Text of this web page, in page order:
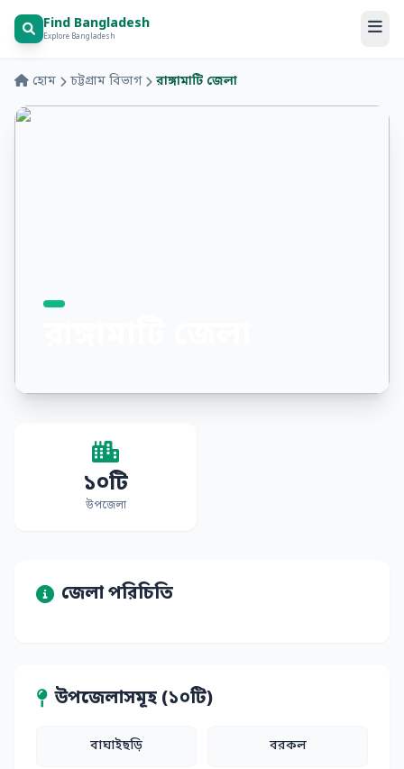
Find Bangladesh
Explore Bangladesh
হোম চট্টগ্রাম বিভাগ রাঙ্গামাটি জেলা
১০টি
উপজেলা
জেলা পরিচিতি
উপজেলাসমূহ (১০টি)
বাঘাইছড়ি বরকল